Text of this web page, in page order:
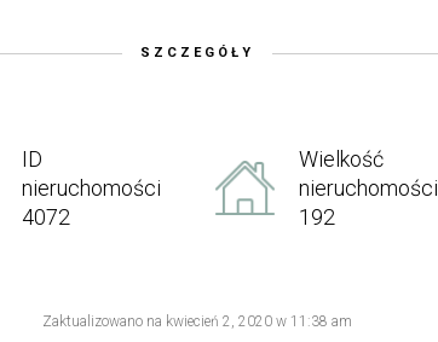
SZCZEGÓŁY
ID
nieruchomości
4072
Wielkość
nieruchomości
192
Zaktualizowano na kwiecień 2, 2020 w 11:38 am